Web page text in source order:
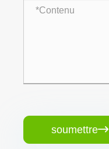
soumettre